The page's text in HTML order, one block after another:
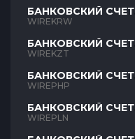
БАНКОВСКИЙ СЧЕТ
KRW
WIREKRW
БАНКОВСКИЙ СЧЕТ
KZT
WIREKZT
БАНКОВСКИЙ СЧЕТ
PHP
WIREPHP
БАНКОВСКИЙ СЧЕТ
PLN
WIREPLN